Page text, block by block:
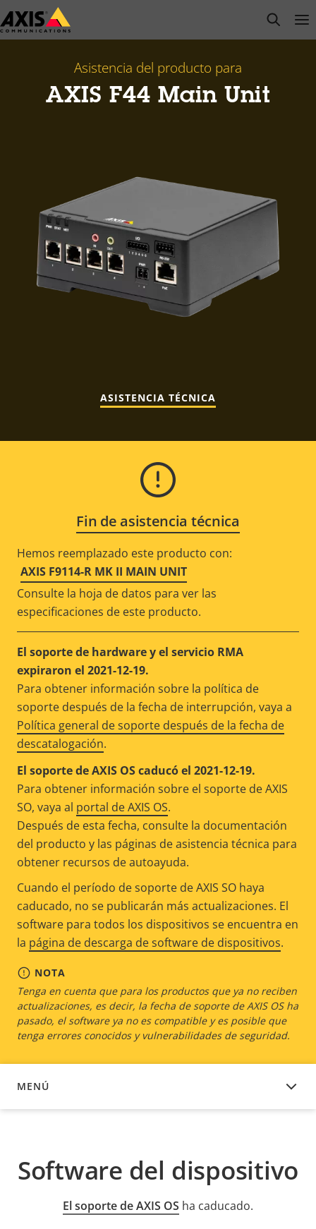
Saltar
al
open
Asistencia del producto para
AXIS F44 Main Unit
ASISTENCIA TÉCNICA
Fin de asistencia técnica
Hemos reemplazado este producto con:
AXIS F9114-R MK II MAIN UNIT
Consulte la hoja de datos para ver las
especificaciones de este producto.
El soporte de hardware y el servicio RMA
expiraron el 2021-12-19.
Para obtener información sobre la política de
soporte después de la fecha de interrupción, vaya a
Política general de soporte después de la fecha de
descatalogación.
El soporte de AXIS OS caducó el 2021-12-19.
Para obtener información sobre el soporte de AXIS
SO, vaya al portal de AXIS OS.
Después de esta fecha, consulte la documentación
del producto y las páginas de asistencia técnica para
obtener recursos de autoayuda.
Cuando el período de soporte de AXIS SO haya
caducado, no se publicarán más actualizaciones. El
software para todos los dispositivos se encuentra en
la página de descarga de software de dispositivos.
NOTA
Tenga en cuenta que para los productos que ya no reciben
actualizaciones, es decir, la fecha de soporte de AXIS OS ha
pasado, el software ya no es compatible y es posible que
tenga errores conocidos y vulnerabilidades de seguridad.
MENÚ
SOFTWARE DEL DISPOSITIVO
Software del dispositivo
El soporte de AXIS OS ha caducado.